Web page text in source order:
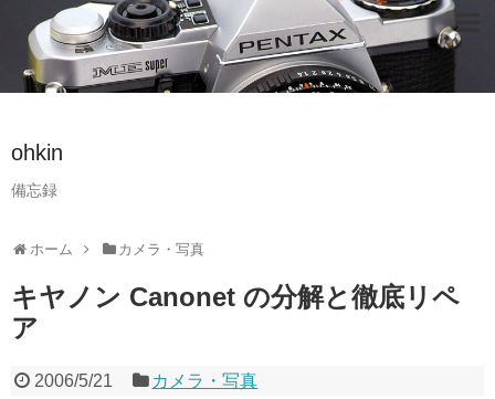
ohkin
備忘録
ホーム カメラ・写真
キヤノン Canonet の分解と徹底リペ
ア
2006/5/21 カメラ・写真